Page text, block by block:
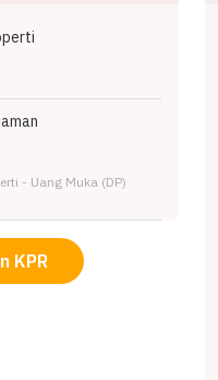
- Uang Muka (DP)
KPR